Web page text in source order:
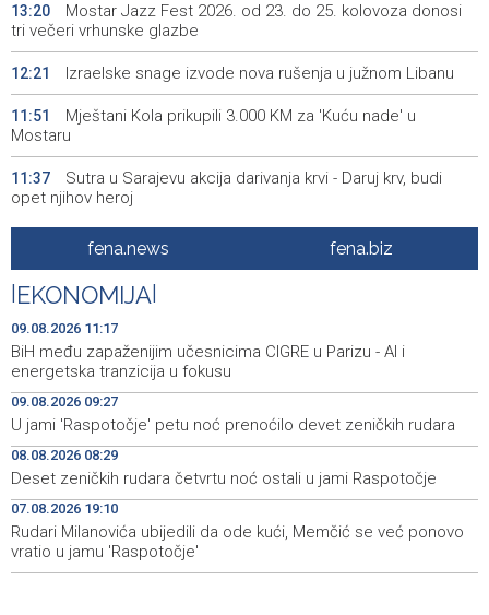
13:20
Mostar Jazz Fest 2026. od 23. do 25. kolovoza donosi
tri večeri vrhunske glazbe
12:21 Izraelske snage izvode nova rušenja u južnom Libanu
11:51
Mještani Kola prikupili 3.000 KM za 'Kuću nade' u
Mostaru
11:37
Sutra u Sarajevu akcija darivanja krvi - Daruj krv, budi
opet njihov heroj
BiH među zapaženijim učesnicima CIGRE u Parizu - AI i
energetska tranzicija u fokusu
10:28
Pezer već sutra nastupa u kvalifikacijama, vjeruje da će i
navečer biti u finalu EP-a u Birminghamu
10:16
Ballian: Neopravdana sječa stabala a grad zbog manjka
drveća sve topliji
10:09
FBiH nema objedinjene podatke o povučenom i
uništenom mesu, prekršaji utvrđeni u 40 kontrola
10:03
Marija Šerifović pred više hiljada posjetitelja na Piroti
zatvorila 'Dane dijaspore 2026' u Travniku
09:28
Kušljugić: Sprječavanje dehidracije i pregrijavanja ključni
za očuvanje zdravlja srca tokom vrućina
fena.news fena.biz
EKONOMIJA
09.08.2026 11:17
BiH među zapaženijim učesnicima CIGRE u Parizu - AI i
energetska tranzicija u fokusu
09.08.2026 09:27
U jami 'Raspotočje' petu noć prenoćilo devet zeničkih rudara
08.08.2026 08:29
Deset zeničkih rudara četvrtu noć ostali u jami Raspotočje
07.08.2026 19:10
Rudari Milanovića ubijedili da ode kući, Memčić se već ponovo
vratio u jamu 'Raspotočje'